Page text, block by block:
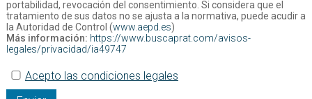
portabilidad, revocación del consentimiento. Si considera que el
tratamiento de sus datos no se ajusta a la normativa, puede acudir a
la Autoridad de Control (www.aepd.es)
Más información: https://www.buscaprat.com/avisos-
legales/privacidad/ia49747
Acepto las condiciones legales